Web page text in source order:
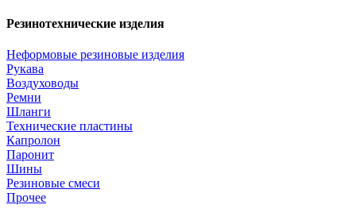
Резинотехнические изделия
Неформовые резиновые изделия
Рукава
Воздуховоды
Ремни
Шланги
Технические пластины
Капролон
Паронит
Шины
Резиновые смеси
Прочее